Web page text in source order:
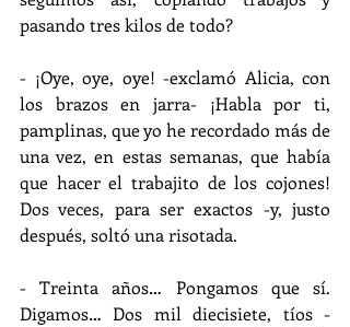
pasando tres kilos de todo?
- ¡Oye, oye, oye! -exclamó Alicia, con
los brazos en jarra- ¡Habla por ti,
pamplinas, que yo he recordado más de
una vez, en estas semanas, que había
que hacer el trabajito de los cojones!
Dos veces, para ser exactos -y, justo
después, soltó una risotada.
- Treinta años… Pongamos que sí.
Digamos… Dos mil diecisiete, tíos -